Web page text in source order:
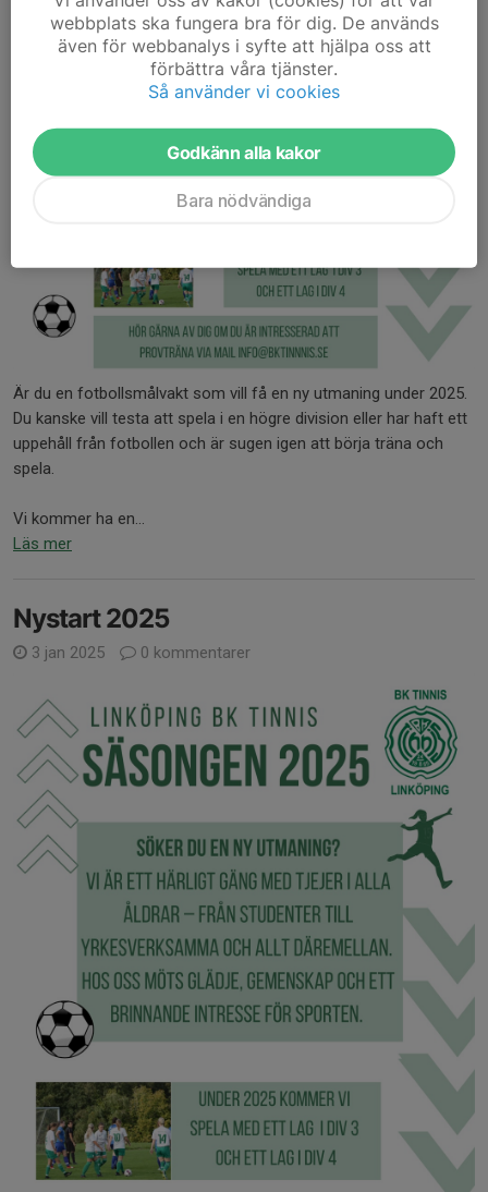
Är du en fotbollsmålvakt som vill få en ny utmaning under 2025.
Du kanske vill testa att spela i en högre division eller har haft ett
uppehåll från fotbollen och är sugen igen att börja träna och
spela.
Vi kommer ha en...
Läs mer
Nystart 2025
3 jan 2025 0 kommentarer
webbplats ska fungera bra för dig. De används
även för webbanalys i syfte att hjälpa oss att
förbättra våra tjänster.
Så använder vi cookies
Godkänn alla kakor
Bara nödvändiga